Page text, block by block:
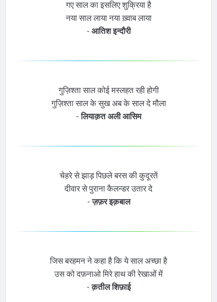
गए साल का इसलिए शुक्रिया है
नया साल लाया नया ख़्वाब लाया
- आतिश इन्दौरी
गुज़िश्ता साल कोई मस्लहत रही होगी
गुज़िश्ता साल के सुख अब के साल दे मौला
-लियाक़त अली आसिम
चेहरे से झाड़ पिछले बरस की कुदूरतें
दीवार से पुराना कैलन्डर उतार दे
-ज़फ़र इक़बाल
जिस बरहमन ने कहा है कि ये साल अच्छा है
उस को दफ़नाओ मिरे हाथ की रेखाओं में
-क़तील शिफ़ाई